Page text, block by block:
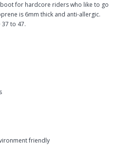
for hardcore riders who like to go
is 6mm thick and anti-allergic.
to 47.
friendly